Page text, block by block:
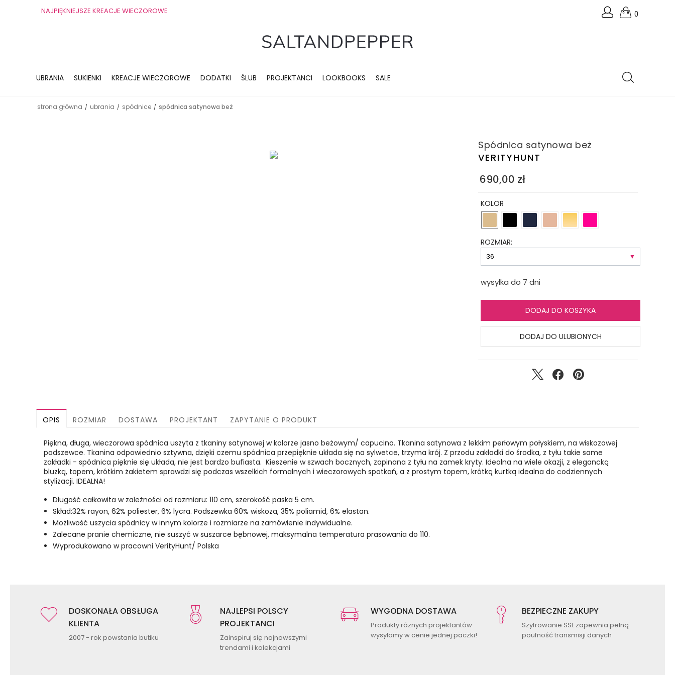
NAJPIĘKNIEJSZE KREACJE WIECZOROWE 0
UBRANIA SUKIENKI KREACJE WIECZOROWE DODATKI ŚLUB PROJEKTANCI LOOKBOOKS SALE
strona główna / ubrania / spódnice / spódnica satynowa beż
Spódnica satynowa beż
VERITYHUNT
690,00 zł
KOLOR
ROZMIAR:
wysyłka do 7 dni
DODAJ DO KOSZYKA
DODAJ DO ULUBIONYCH
OPIS ROZMIAR DOSTAWA PROJEKTANT ZAPYTANIE O PRODUKT
Piękna, długa, wieczorowa spódnica uszyta z tkaniny satynowej w kolorze jasno beżowym/ capucino. Tkanina satynowa z lekkim perłowym połyskiem, na wiskozowej
podszewce. Tkanina odpowiednio sztywna, dzięki czemu spódnica przepięknie układa się na sylwetce, trzyma krój. Z przodu zakładki do środka, z tyłu takie same
zakładki - spódnica pięknie się układa, nie jest bardzo bufiasta. Kieszenie w szwach bocznych, zapinana z tyłu na zamek kryty. Idealna na wiele okazji, z elegancką
bluzką, topem, krótkim żakietem sprawdzi się podczas wszelkich formalnych i wieczorowych spotkań, a z prostym topem, krótką kurtką idealna do codziennych
stylizacji. IDEALNA!
Długość całkowita w zależności od rozmiaru: 110 cm, szerokość paska 5 cm.
Skład:32% rayon, 62% poliester, 6% lycra. Podszewka 60% wiskoza, 35% poliamid, 6% elastan.
Możliwość uszycia spódnicy w innym kolorze i rozmiarze na zamówienie indywidualne.
Zalecane pranie chemiczne, nie suszyć w suszarce bębnowej, maksymalna temperatura prasowania do 110.
Wyprodukowano w pracowni VerityHunt/ Polska
DOSKONAŁA OBSŁUGA
KLIENTA
2007 - rok powstania butiku
NAJLEPSI POLSCY
PROJEKTANCI
Zainspiruj się najnowszymi
trendami i kolekcjami
WYGODNA DOSTAWA
Produkty różnych projektantów
wysyłamy w cenie jednej paczki!
BEZPIECZNE ZAKUPY
Szyfrowanie SSL zapewnia pełną
poufność transmisji danych